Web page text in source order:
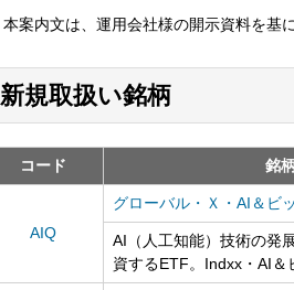
本案内文は、運用会社様の開示資料を基
新規取扱い銘柄
コード 銘
AIQ
グローバル・Ｘ・AI＆ビ
AI（人工知能）技術の発
資するETF。Indxx・AI